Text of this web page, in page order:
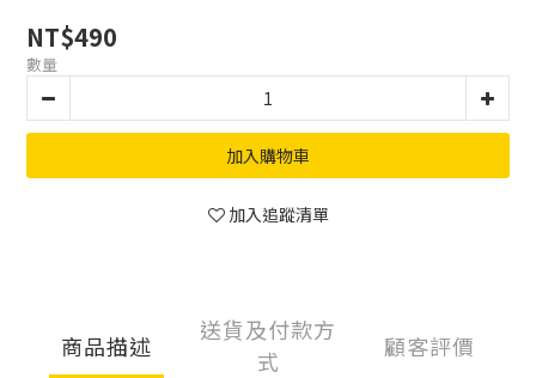
NT$490
數量
加入購物車
加入追蹤清單
商品描述
送貨及付款方
式
顧客評價